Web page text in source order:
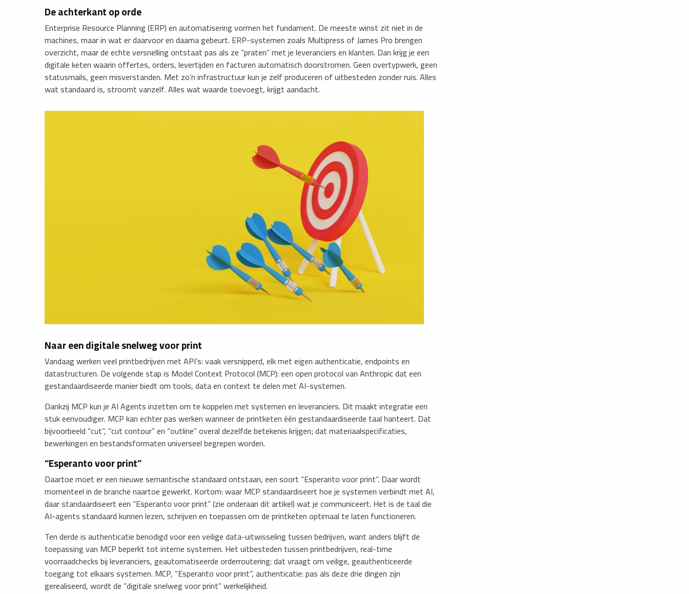
De achterkant op orde
Enterprise Resource Planning (ERP) en automatisering vormen het fundament. De meeste winst zit niet in de
machines, maar in wat er daarvoor en daarna gebeurt. ERP-systemen zoals Multipress of James Pro brengen
overzicht, maar de echte versnelling ontstaat pas als ze “praten” met je leveranciers en klanten. Dan krijg je een
digitale keten waarin offertes, orders, levertijden en facturen automatisch doorstromen. Geen overtypwerk, geen
statusmails, geen misverstanden. Met zo’n infrastructuur kun je zelf produceren of uitbesteden zonder ruis. Alles
wat standaard is, stroomt vanzelf. Alles wat waarde toevoegt, krijgt aandacht.
Naar een digitale snelweg voor print
Vandaag werken veel printbedrijven met API’s: vaak versnipperd, elk met eigen authenticatie, endpoints en
datastructuren. De volgende stap is Model Context Protocol (MCP): een open protocol van Anthropic dat een
gestandaardiseerde manier biedt om tools, data en context te delen met AI-systemen.
Dankzij MCP kun je AI Agents inzetten om te koppelen met systemen en leveranciers. Dit maakt integratie een
stuk eenvoudiger. MCP kan echter pas werken wanneer de printketen één gestandaardiseerde taal hanteert. Dat
bijvoorbeeld “cut”, “cut contour” en “outline” overal dezelfde betekenis krijgen; dat materiaalspecificaties,
bewerkingen en bestandsformaten universeel begrepen worden.
​“Esperanto voor print”
Daartoe moet er een nieuwe semantische standaard ontstaan, een soort “Esperanto voor print”. Daar wordt
momenteel in de branche naartoe gewerkt. Kortom: waar MCP standaardiseert hoe je systemen verbindt met AI,
daar standaardiseert een “Esperanto voor print” (zie onderaan dit artikel) wat je communiceert. Het is de taal die
AI-agents standaard kunnen lezen, schrijven en toepassen om de printketen optimaal te laten functioneren.
Ten derde is authenticatie benodigd voor een veilige data-uitwisseling tussen bedrijven, want anders blijft de
toepassing van MCP beperkt tot interne systemen. Het uitbesteden tussen printbedrijven, real-time
voorraadchecks bij leveranciers, geautomatiseerde orderroutering: dat vraagt om veilige, geauthenticeerde
toegang tot elkaars systemen. MCP, “Esperanto voor print”, authenticatie: pas als deze drie dingen zijn
gerealiseerd, wordt de “digitale snelweg voor print” werkelijkheid.